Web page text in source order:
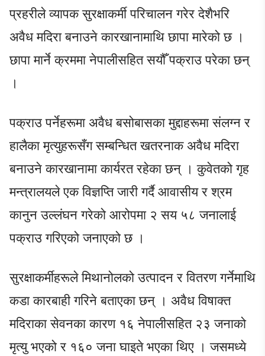
प्रहरीले व्यापक सुरक्षाकर्मी परिचालन गरेर देशैभरि
अवैध मदिरा बनाउने कारखानामाथि छापा मारेको छ ।
छापा मार्ने क्रममा नेपालीसहित सयौँ पक्राउ परेका छन्
।
पक्राउ पर्नेहरूमा अवैध बसोबासका मुद्दाहरूमा संलग्न र
हालैका मृत्युहरूसँग सम्बन्धित खतरनाक अवैध मदिरा
बनाउने कारखानामा कार्यरत रहेका छन् । कुवेतको गृह
मन्त्रालयले एक विज्ञप्ति जारी गर्दै आवासीय र श्रम
कानुन उल्लंघन गरेको आरोपमा २ सय ५८ जनालाई
पक्राउ गरिएको जनाएको छ ।
सुरक्षाकर्मीहरूले मिथानोलको उत्पादन र वितरण गर्नेमाथि
कडा कारबाही गरिने बताएका छन् । अवैध विषाक्त
मदिराका सेवनका कारण १६ नेपालीसहित २३ जनाको
मृत्यु भएको र १६० जना घाइते भएका थिए । जसमध्ये